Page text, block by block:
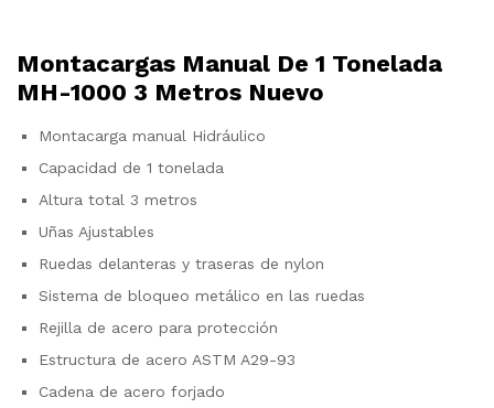
Montacargas Manual De 1 Tonelada
MH-1000 3 Metros Nuevo
Montacarga manual Hidráulico
Capacidad de 1 tonelada
Altura total 3 metros
Uñas Ajustables
Ruedas delanteras y traseras de nylon
Sistema de bloqueo metálico en las ruedas
Rejilla de acero para protección
Estructura de acero ASTM A29-93
Cadena de acero forjado